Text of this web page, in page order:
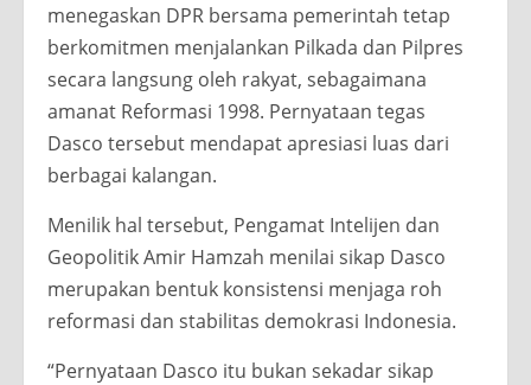
menegaskan DPR bersama pemerintah tetap
berkomitmen menjalankan Pilkada dan Pilpres
secara langsung oleh rakyat, sebagaimana
amanat Reformasi 1998. Pernyataan tegas
Dasco tersebut mendapat apresiasi luas dari
berbagai kalangan.
Menilik hal tersebut, Pengamat Intelijen dan
Geopolitik Amir Hamzah menilai sikap Dasco
merupakan bentuk konsistensi menjaga roh
reformasi dan stabilitas demokrasi Indonesia.
“Pernyataan Dasco itu bukan sekadar sikap